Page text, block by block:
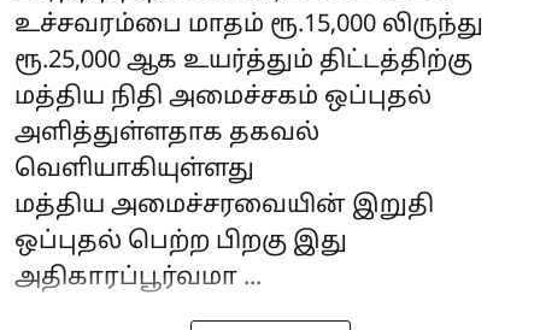
உச்சவரம்பை மாதம் ரூ.15,000 லிருந்து
ரூ.25,000 ஆக உயர்த்தும் திட்டத்திற்கு
மத்திய நிதி அமைச்சகம் ஒப்புதல்
அளித்துள்ளதாக தகவல்
வெளியாகியுள்ளது
மத்திய அமைச்சரவையின் இறுதி
ஒப்புதல் பெற்ற பிறகு இது
அதிகாரப்பூர்வமா ...